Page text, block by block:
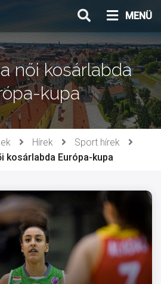
MENÜ
női kosárlabda
kupa
Hírek
Sport hírek
kosárlabda Európa-kupa